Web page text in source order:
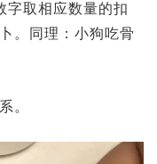
字取相应数量的扣
。同理：小狗吃骨
。